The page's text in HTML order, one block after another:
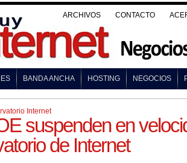
ARCHIVOS CONTACTO
BANDA ANCHA HOSTING NEGOCIOS
Internet
suspenden en
de Internet